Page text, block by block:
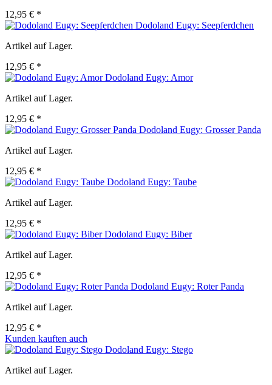
12,95 € *
Dodoland Eugy: Seepferdchen
Artikel auf Lager.
12,95 € *
Dodoland Eugy: Amor
Artikel auf Lager.
12,95 € *
Dodoland Eugy: Grosser Panda
Artikel auf Lager.
12,95 € *
Dodoland Eugy: Taube
Artikel auf Lager.
12,95 € *
Dodoland Eugy: Biber
Artikel auf Lager.
12,95 € *
Dodoland Eugy: Roter Panda
Artikel auf Lager.
12,95 € *
Kunden kauften auch
Dodoland Eugy: Stego
Artikel auf Lager.